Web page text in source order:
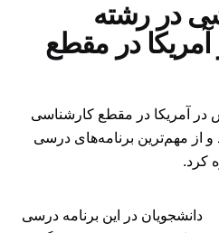
در رشته
در مقطع
در آمریکا در مقطع کارشناسی
و از مهم‌ترین برنامه‌های درسی
کرد.
دانشجویان در این برنامه درسی